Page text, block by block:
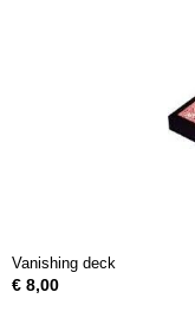
Vanishing deck
€ 8,00